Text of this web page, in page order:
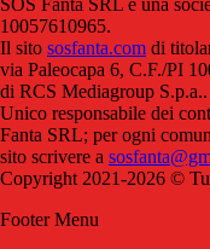
SOS Fanta SRL è una
10057610965.
Il sito sosfanta.com di
via Paleocapa 6, C.F./PI
di RCS Mediagroup S.p.a..
Unico responsabile dei
Fanta SRL; per ogni
sito scrivere a
Copyright 2021-2026 ©
Footer Menu